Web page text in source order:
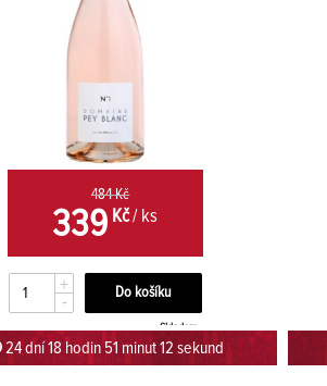
484 Kč
339 Kč/ ks
+
-
Skladem
24 dní 18 hodin 51 minut 12 sekund